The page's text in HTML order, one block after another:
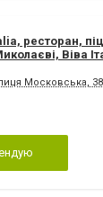
ресторан,
Віва
Московська,